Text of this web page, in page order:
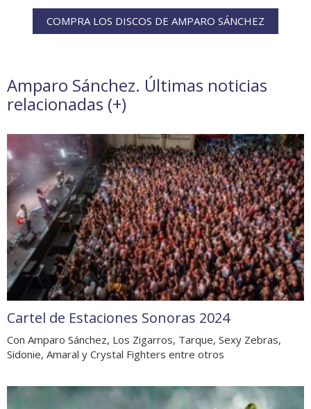
COMPRA LOS DISCOS DE AMPARO SÁNCHEZ
Amparo Sánchez. Últimas noticias
relacionadas (+)
Cartel de Estaciones Sonoras 2024
Con Amparo Sánchez, Los Zigarros, Tarque, Sexy Zebras,
Sidonie, Amaral y Crystal Fighters entre otros